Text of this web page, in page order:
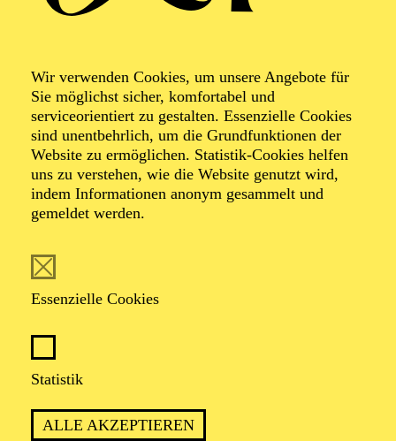
Wir verwenden Cookies, um unsere Angebote für
Sie möglichst sicher, komfortabel und
serviceorientiert zu gestalten. Essenzielle Cookies
sind unentbehrlich, um die Grundfunktionen der
Website zu ermöglichen. Statistik-Cookies helfen
uns zu verstehen, wie die Website genutzt wird,
indem Informationen anonym gesammelt und
gemeldet werden.
Essenzielle Cookies
Statistik
ALLE AKZEPTIEREN
Foto: Björn Hickmann
Bartók-Konservatorium und an der Musikhochschule in